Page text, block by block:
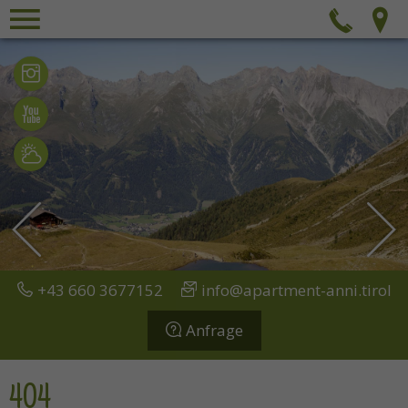
Menü
Bilder
Videos
Wetter
+43 660 3677152
info@apartment-anni.tirol
Anfrage
404